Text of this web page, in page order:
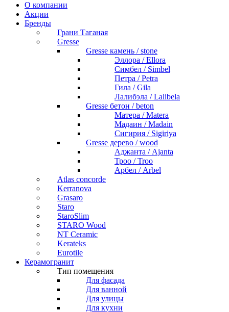
О компании
Акции
Бренды
Грани Таганая
Gresse
Gresse камень / stone
Эллора / Ellora
Симбел / Simbel
Петра / Petra
Гила / Gila
Лалибэла / Lalibela
Gresse бетон / beton
Матера / Matera
Мадаин / Madain
Сигирия / Sigiriya
Gresse дерево / wood
Аджанта / Ajanta
Троо / Troo
Арбел / Arbel
Atlas concorde
Kerranova
Grasaro
Staro
StaroSlim
STARO Wood
NT Ceramic
Kerateks
Eurotile
Керамогранит
Тип помещения
Для фасада
Для ванной
Для улицы
Для кухни